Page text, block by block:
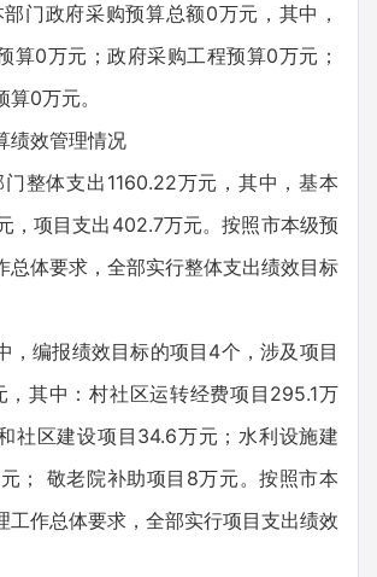
政府采购预算总额0万元，其中，
算0万元；政府采购工程预算0万元；
0万元。
效管理情况
体支出1160.22万元，其中，基本
，项目支出402.7万元。按照市本级预
总体要求，全部实行整体支出绩效目标
编报绩效目标的项目4个，涉及项目
其中：村社区运转经费项目295.1万
社区建设项目34.6万元；水利设施建
； 敬老院补助项目8万元。按照市本
工作总体要求，全部实行项目支出绩效